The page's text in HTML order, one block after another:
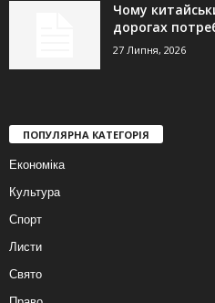
Чому
дорогах
27 Липня, 2026
ПОПУЛЯРНА КАТЕГОРІЯ
Економіка
Культура
Спорт
Листи
Свято